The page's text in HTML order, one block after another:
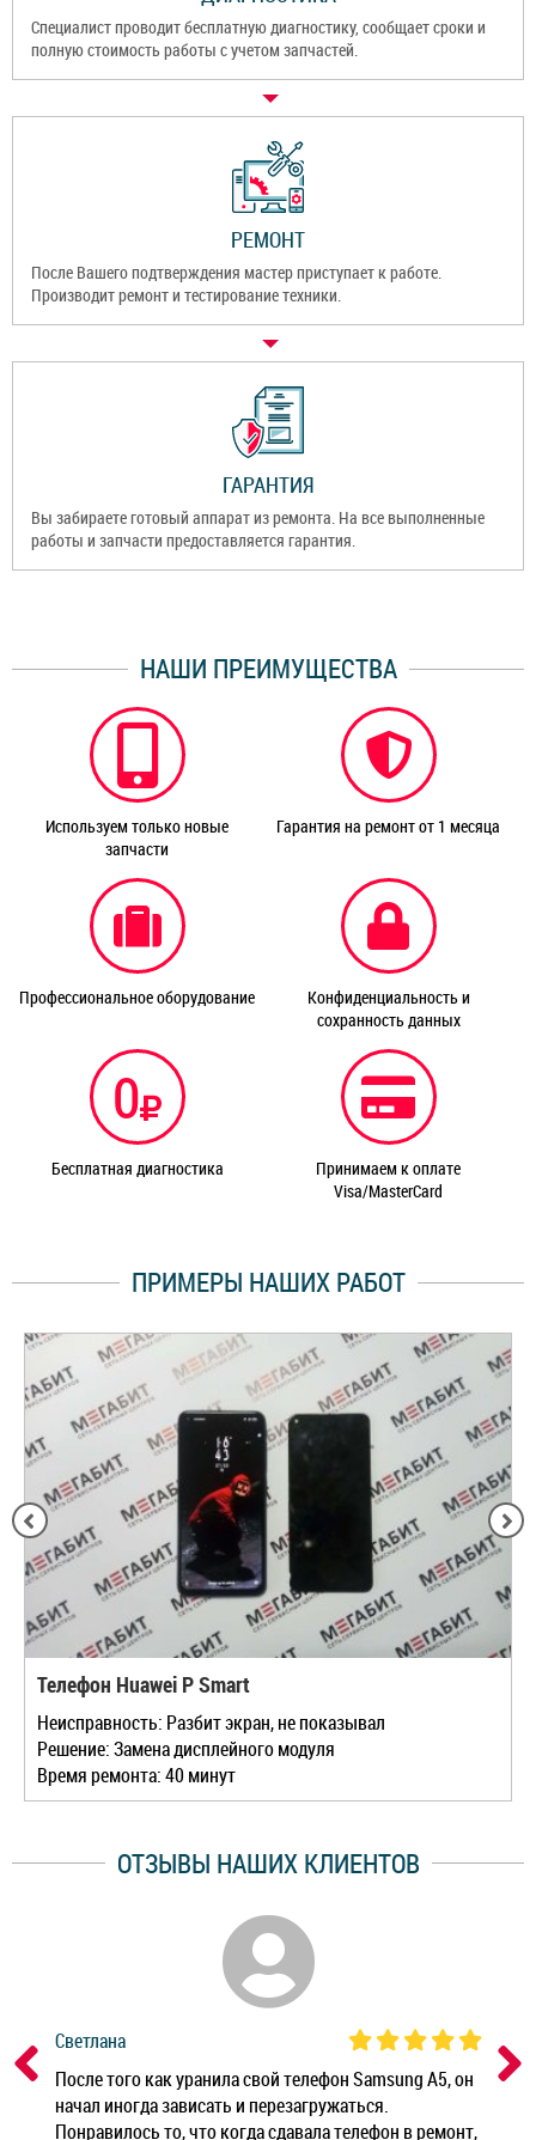
Специалист проводит бесплатную диагностику, сообщает сроки и
полную стоимость работы с учетом запчастей.
РЕМОНТ
После Вашего подтверждения мастер приступает к работе.
Производит ремонт и тестирование техники.
ГАРАНТИЯ
Вы забираете готовый аппарат из ремонта. На все выполненные
работы и запчасти предоставляется гарантия.
НАШИ ПРЕИМУЩЕСТВА
Используем только новые
запчасти
Гарантия на ремонт от 1 месяца
Профессиональное оборудование
Конфиденциальность и
сохранность данных
0
Бесплатная диагностика
Принимаем к оплате
Visa/MasterCard
ПРИМЕРЫ НАШИХ РАБОТ
Телефон Huawei P Smart
Неисправность: Разбит экран, не показывал
Решение: Замена дисплейного модуля
Время ремонта: 40 минут
ОТЗЫВЫ НАШИХ КЛИЕНТОВ
Светлана
После того как уранила свой телефон Samsung A5, он
начал иногда зависать и перезагружаться.
Понравилось то, что когда сдавала телефон в ремонт,